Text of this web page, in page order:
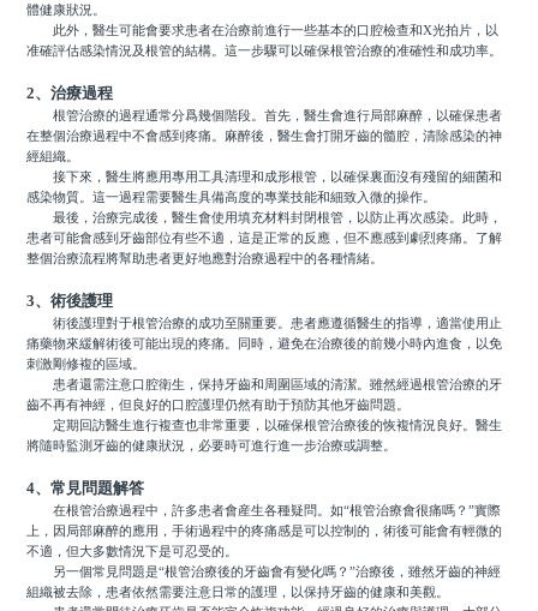
體健康狀況。
此外，醫生可能會要求患者在治療前進行一些基本的口腔檢查和X光拍片，以
准確評估感染情況及根管的結構。這一步驟可以確保根管治療的准確性和成功率。
2、治療過程
根管治療的過程通常分爲幾個階段。首先，醫生會進行局部麻醉，以確保患者
在整個治療過程中不會感到疼痛。麻醉後，醫生會打開牙齒的髓腔，清除感染的神
經組織。
接下來，醫生將應用專用工具清理和成形根管，以確保裏面沒有殘留的細菌和
感染物質。這一過程需要醫生具備高度的專業技能和細致入微的操作。
最後，治療完成後，醫生會使用填充材料封閉根管，以防止再次感染。此時，
患者可能會感到牙齒部位有些不適，這是正常的反應，但不應感到劇烈疼痛。了解
整個治療流程將幫助患者更好地應對治療過程中的各種情緒。
3、術後護理
術後護理對于根管治療的成功至關重要。患者應遵循醫生的指導，適當使用止
痛藥物來緩解術後可能出現的疼痛。同時，避免在治療後的前幾小時內進食，以免
刺激剛修複的區域。
患者還需注意口腔衛生，保持牙齒和周圍區域的清潔。雖然經過根管治療的牙
齒不再有神經，但良好的口腔護理仍然有助于預防其他牙齒問題。
定期回訪醫生進行複查也非常重要，以確保根管治療後的恢複情況良好。醫生
將隨時監測牙齒的健康狀況，必要時可進行進一步治療或調整。
4、常見問題解答
在根管治療過程中，許多患者會産生各種疑問。如“根管治療會很痛嗎？”實際
上，因局部麻醉的應用，手術過程中的疼痛感是可以控制的，術後可能會有輕微的
不適，但大多數情況下是可忍受的。
另一個常見問題是“根管治療後的牙齒會有變化嗎？”治療後，雖然牙齒的神經
組織被去除，患者依然需要注意日常的護理，以保持牙齒的健康和美觀。